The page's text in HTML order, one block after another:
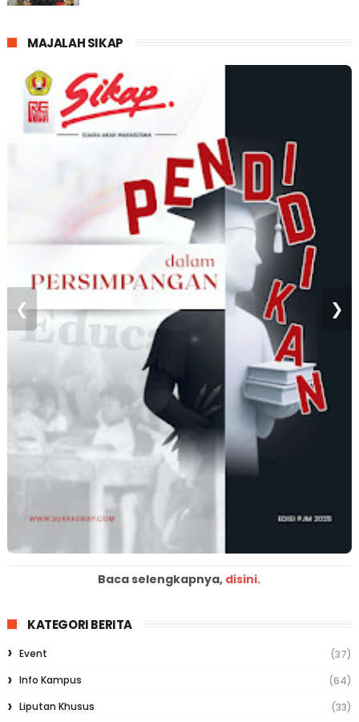
MAJALAH SIKAP
❮ ❯
Baca selengkapnya, disini.
KATEGORI BERITA
Event
(37)
Info Kampus
(64)
Liputan Khusus
(33)